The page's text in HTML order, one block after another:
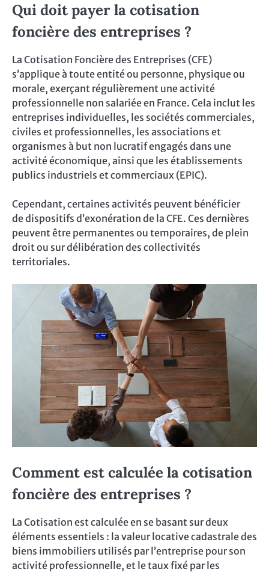
Qui doit payer la cotisation
foncière des entreprises ?
La Cotisation Foncière des Entreprises (CFE)
s’applique à toute entité ou personne, physique ou
morale, exerçant régulièrement une activité
professionnelle non salariée en France. Cela inclut les
entreprises individuelles, les sociétés commerciales,
civiles et professionnelles, les associations et
organismes à but non lucratif engagés dans une
activité économique, ainsi que les établissements
publics industriels et commerciaux (EPIC).
Cependant, certaines activités peuvent bénéficier
de dispositifs d’exonération de la CFE. Ces dernières
peuvent être permanentes ou temporaires, de plein
droit ou sur délibération des collectivités
territoriales.
Comment est calculée la cotisation
foncière des entreprises ?
La Cotisation est calculée en se basant sur deux
éléments essentiels : la valeur locative cadastrale des
biens immobiliers utilisés par l’entreprise pour son
activité professionnelle, et le taux fixé par les